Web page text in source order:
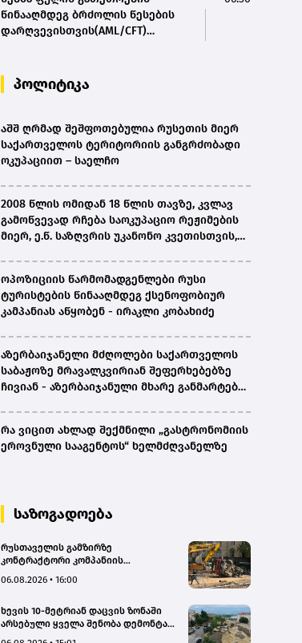
წინააღმდეგ ბრძოლის წესების
დარღვევისთვის(AML/CFT)
პოლიტიკა
აშშ ღრმად შეშფოთებულია რუსეთის მიერ
საქართველოს ტერიტორიის განგრძობადი
ოკუპაციით – საელჩო
2008 წლის ომიდან 18 წლის თავზე, კვლავ
გამოწვევად რჩება საოკუპაციო რეჟიმების
მიერ, ე.წ. საზღვრის უკანონო კვეთისთვის,
ენაზე განათლების ხელმისაწვდომობა-
სახალხო დამცველი
ოპოზიციის წარმომადგენლები რუსი
ტურისტების წინააღმდეგ ქსენოფობიურ
კამპანიას აწყობენ - ირაკლი კობახიძე
აზერბაიჯანელი მძღოლები საქართველოს
საბაჟოზე მრავალკვირიან შეფერხებებზე
ჩივიან - აზერბაიჯანული მხარე განმარტებას
რა ვიცით ახლად შექმნილი „გასტრონომიის
ეროვნული სააგენტოს“ ხელმძღვანელზე
საზოგადოება
რუსთაველის გამზირზე
კონტრაქტორი კომპანიის
ახლოს იმოძრავა, რამაც ნიადაგის
გამოიწვია, გადაბრუნდა
ავტომანქანა - თვითმცლელში
იმყოფებოდა მცირეწლოვანი ბავშვი
06.08.2026 • 16:00
ხევის 10-მეტრიან დაცვის ზონაში
არსებული ყველა შენობა დემონტაჟს